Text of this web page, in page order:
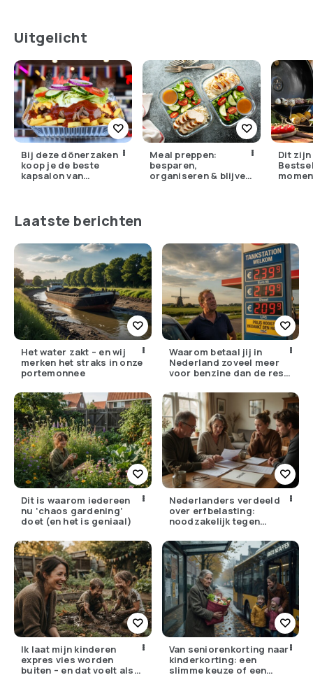
Uitgelicht
Bij deze dönerzaken
koop je de beste
kapsalon van
Meal preppen:
besparen,
organiseren & blijven
Dit zijn
Laatste berichten
Het water zakt – en wij
merken het straks in onze
portemonnee
Waarom betaal jij in
Nederland zoveel meer
voor benzine dan de rest
Dit is waarom iedereen
nu ‘chaos gardening’
doet (en het is geniaal)
Nederlanders verdeeld
over erfbelasting:
noodzakelijk tegen
Ik laat mijn kinderen
expres vies worden
buiten – en dat voelt als
Van seniorenkorting naar
kinderkorting: een
slimme keuze of een